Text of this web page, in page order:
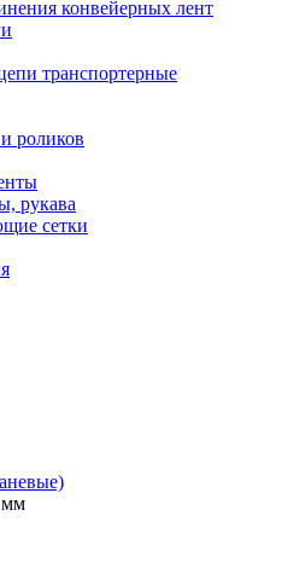
конвейерных лент
транспортерные
роликов
рукава
сетки
мм